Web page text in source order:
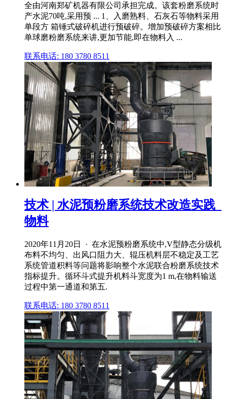
全由河南郑矿机器有限公司承担完成。该套粉磨系统时
产水泥70吨,采用预 ... 1、入磨熟料、石灰石等物料采用
单段方 箱锤式破碎机进行预破碎。增加预破碎方案相比
单球磨粉磨系统来讲,更加节能,即在物料入 ...
联系电话: 180 3780 8511
技术 | 水泥预粉磨系统技术改造实践_
物料
2020年11月20日 · 在水泥预粉磨系统中,V型静态分级机
布料不均匀、出风口阻力大、辊压机料层不稳定及工艺
系统管道积料等问题将影响整个水泥联合粉磨系统技术
指标提升。循环斗式提升机料斗宽度为1 m,在物料输送
过程中第一通道和第五.
联系电话: 180 3780 8511